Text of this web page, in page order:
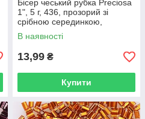
Бісер чеський рубка Preciosa
1", 5 г, 436, прозорий зі
срібною серединкою,
жовтогарячий
В наявності
13,99 ₴
Купити